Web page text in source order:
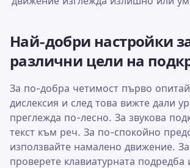
Най-добри настройки
различни цели на
За по-добра четимост първо
дислексия и след това вижте дали
преглежда по-лесно. За звукова
текст към реч. За по-спокойно
използвайте намалено движение.
проверете клавиатурната подредба